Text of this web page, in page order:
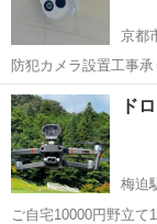
京都
防犯カメラ設置工事承ります。
下さい。 その他電気工事も対応いたしますので投稿一覧よりご確認下
さい😊 ※web広
京都 京都市
ド
梅迫
ご自宅10000円野立て